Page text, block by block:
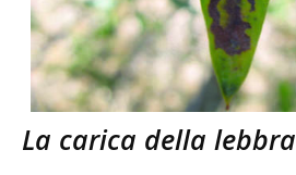
La carica della lebbra